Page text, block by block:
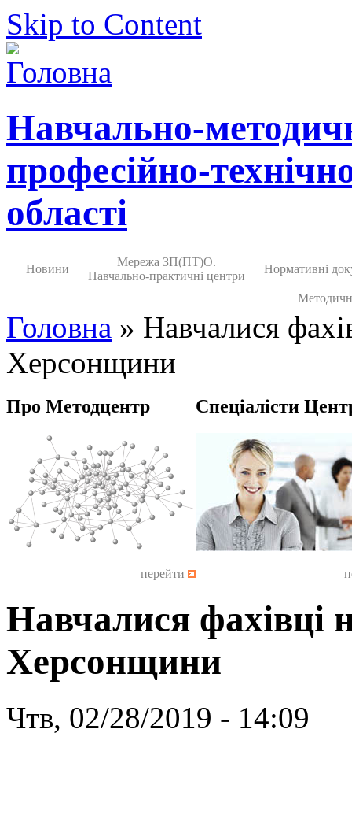
Skip to Content
Навчально-
професійно-
області
Новини
Мережа ЗП(ПТ)О.
Навчально-практичні центри
Нормативні
Головна » Навчалися
Херсонщини
Про Методцентр
перейти
Спеціалісти
Навчалися фахівці
Херсонщини
Чтв, 02/28/2019 - 14:09